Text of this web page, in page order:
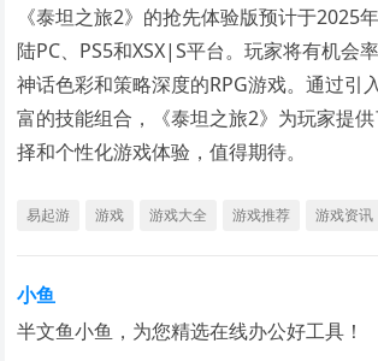
《泰坦之旅2》的抢先体验版预计于2025
陆PC、PS5和XSX|S平台。玩家将有机会
神话色彩和策略深度的RPG游戏。通过引
富的技能组合，《泰坦之旅2》为玩家提
择和个性化游戏体验，值得期待。
易起游 游戏 游戏大全 游戏推荐 游戏资讯
小鱼
半文鱼小鱼，为您精选在线办公好工具！